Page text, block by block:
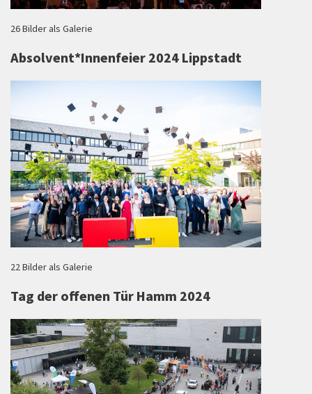
26 Bilder als Galerie
Absolvent*Innenfeier 2024 Lippstadt
22 Bilder als Galerie
Tag der offenen Tür Hamm 2024